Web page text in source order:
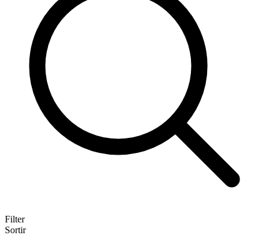
Filter
Sortir